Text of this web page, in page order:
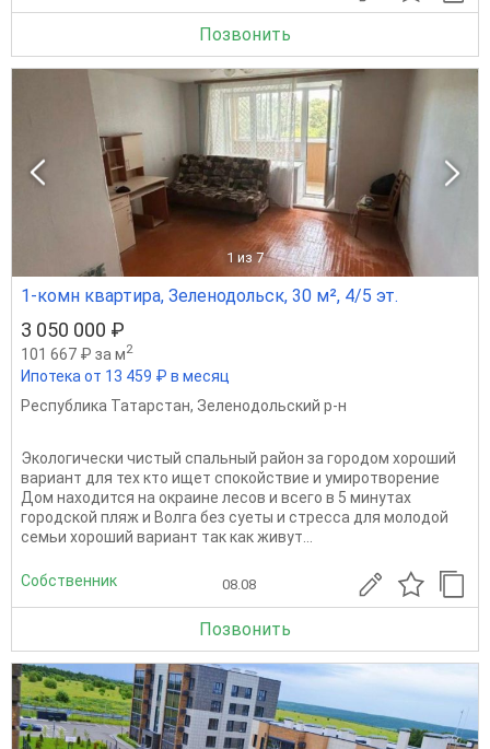
Позвонить
1 из 7
1-комн квартира, Зеленодольск, 30 м², 4/5 эт.
3 050 000 ₽
101 667 ₽ за м2
Ипотека от 13 459 ₽ в месяц
Республика Татарстан, Зеленодольский р-н
Экологически чистый спальный район за городом хороший
вариант для тех кто ищет спокойствие и умиротворение
Дом находится на окраине лесов и всего в 5 минутах
городской пляж и Волга без суеты и стресса для молодой
семьи хороший вариант так как живут...
Собственник 08.08
Позвонить